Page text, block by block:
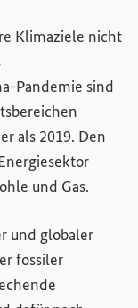
Klimaziele nicht
Pandemie sind
als 2019. Den
und Gas.
und globaler
fossiler